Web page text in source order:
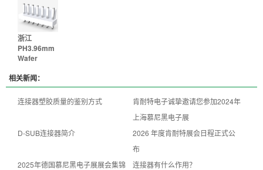
浙江
PH3.96mm
Wafer
相关新闻：
连接器塑胶质量的鉴别方式
肯耐特电子诚挚邀请您参加2024年
上海慕尼黑电子展
D-SUB连接器简介
2026 年度肯耐特展会日程正式公
布
2025年德国慕尼黑电子展展会集锦
连接器有什么作用？